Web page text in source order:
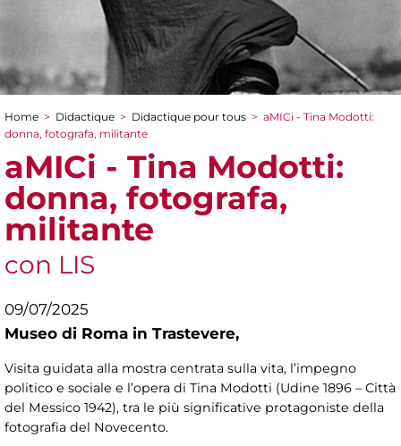
You are here
Home > Didactique > Didactique pour tous > aMICi - Tina Modotti:
donna, fotografa, militante
aMICi - Tina Modotti:
donna, fotografa,
militante
con LIS
09/07/2025
Museo di Roma in Trastevere,
Visita guidata alla mostra centrata sulla vita, l’impegno
politico e sociale e l’opera di Tina Modotti (Udine 1896 – Città
del Messico 1942), tra le più significative protagoniste della
fotografia del Novecento.